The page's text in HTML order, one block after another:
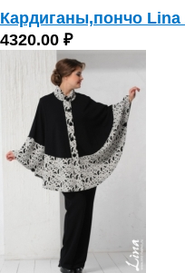
Кардиганы,пончо
4320.00 ₽